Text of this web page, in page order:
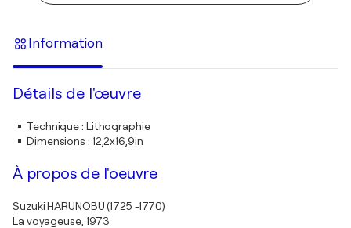
Information
Détails de l'œuvre
Technique: Lithographie
Dimensions : 12,2x16,9in
À propos de l'oeuvre
Suzuki HARUNOBU (1725 -1770)
La voyageuse, 1973